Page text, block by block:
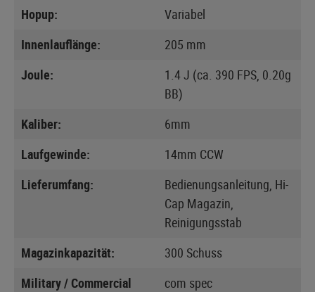
Hopup:
Variabel
Innenlauflänge:
205 mm
Joule:
1.4 J (ca. 390 FPS, 0.20g
BB)
Kaliber:
6mm
Laufgewinde:
14mm CCW
Lieferumfang:
Bedienungsanleitung, Hi-
Cap Magazin,
Reinigungsstab
Magazinkapazität:
300 Schuss
Military / Commercial
com spec